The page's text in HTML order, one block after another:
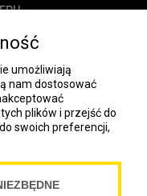
„Czytelnik”
umożliwiają
nam dostosować
plików i przejść do
swoich preferencji,